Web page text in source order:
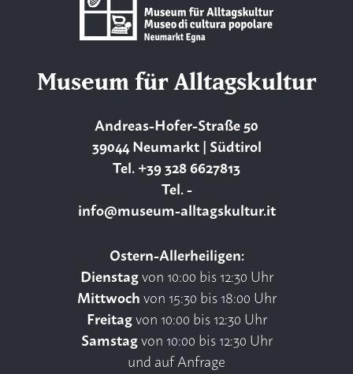
Museum für Alltagskultur
Andreas-Hofer-Straße 50
39044 Neumarkt | Südtirol
Tel. +39 328 6627813
Tel. -
info@museum-alltagskultur.it
Ostern-Allerheiligen:
Dienstagvon 10:00 bis 12:30 Uhr
Mittwochvon 15:30 bis 18:00 Uhr
Freitagvon 10:00 bis 12:30 Uhr
Samstagvon 10:00 bis 12:30 Uhr
und auf Anfrage